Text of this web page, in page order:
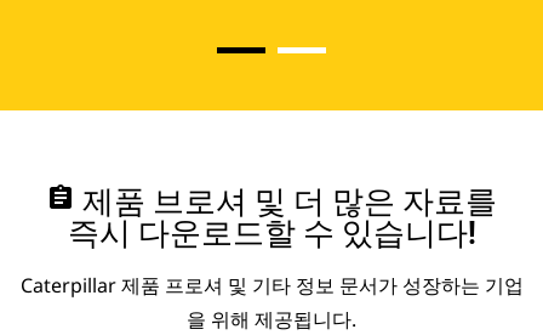
assignment 제품 브로셔 및 더 많은 자료를
즉시 다운로드할 수 있습니다!
Caterpillar 제품 프로셔 및 기타 정보 문서가 성장하는 기업
을 위해 제공됩니다.